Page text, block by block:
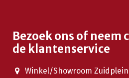
Bezoek ons of neem
de klantenservice
Winkel/Showroom Zuidplein